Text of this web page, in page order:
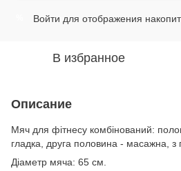
Войти для отображения
В избранное
Описание
Мяч для фітнесу комбінований:
гладка, друга половина - масажна, з
Діаметр мяча: 65 см.